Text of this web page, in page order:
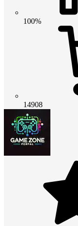
100%
14908